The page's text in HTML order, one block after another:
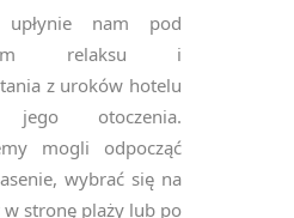
upłynie nam pod
relaksu i
z uroków hotelu
jego otoczenia.
mogli odpocząć
wybrać się na
w stronę plaży lub po